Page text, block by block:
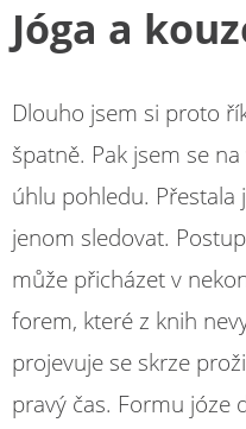
Jóga a
Dlouho jsem si proto
špatně. Pak jsem se
úhlu pohledu. Přestala
jenom sledovat.
může přicházet v
forem, které z knih
projevuje se skrze
pravý čas. Formu józe